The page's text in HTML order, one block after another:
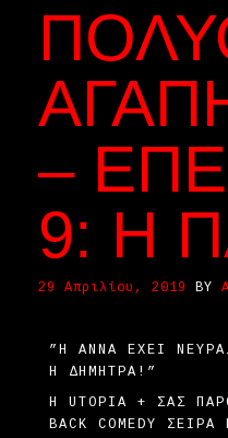
–
9: Η
29 Απριλίου, 2019 BY
”Η ΆΝΝΑ ΈΧΕΙ
Η ΔΉΜΗΤΡΑ!”
H UTOPIA + ΣΑΣ
BACK COMEDY